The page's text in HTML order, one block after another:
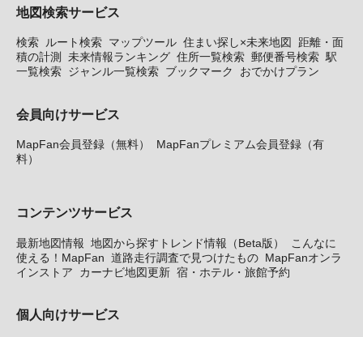
地図検索サービス
検索 ルート検索 マップツール 住まい探し×未来地図
距離・面
積の計測
未来情報ランキング 住所一覧検索 郵便番号検索 駅
一覧検索 ジャンル一覧検索 ブックマーク おでかけプラン
会員向けサービス
MapFan会員登録（無料）
MapFanプレミアム会員登録（有
料）
コンテンツサービス
最新地図情報 地図から探すトレンド情報（Beta版）
こんなに
使える！MapFan 道路走行調査で見つけたもの MapFanオンラ
インストア
カーナビ地図更新 宿・ホテル・旅館予約
個人向けサービス